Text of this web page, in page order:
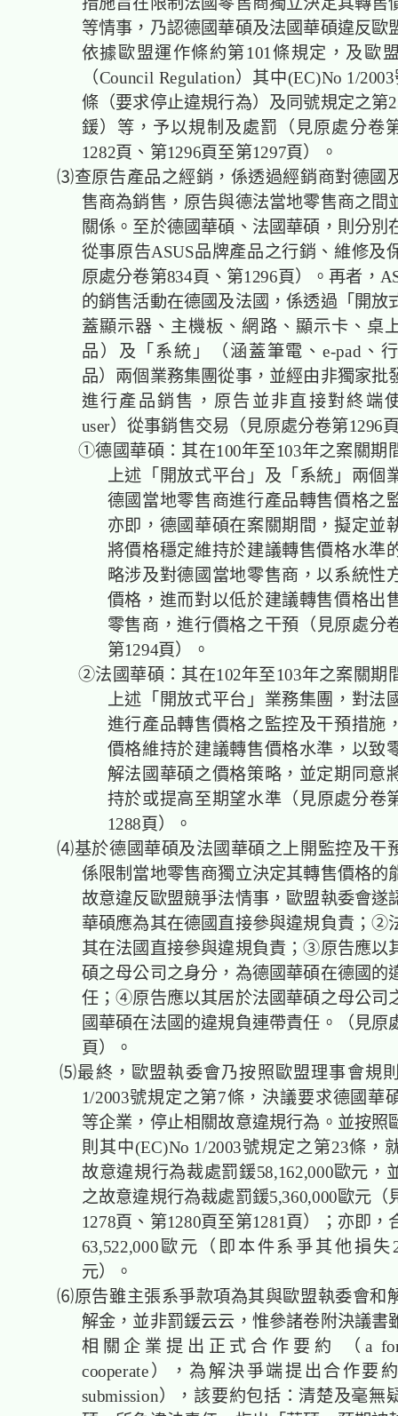
措施旨在限制法國零售商獨立決定其轉售
等情事，乃認德國華碩及法國華碩違反歐
依據歐盟運作條約第101條規定，及 歐
（Council Regulation） 其中(EC)No 1/
條（要求停止違規行為）及同號規定之第
鍰）等，予以規制及處罰（見原處分卷
1282頁、第1296頁至第1297頁）。
⑶查原告產品之經銷，係透過經銷商對德國
售商為銷售，原告與德法當地零售商之間
關係。至於德國華碩、法國華碩，則分別
從事原告ASUS品牌產品之行銷、維修及
原處分卷第834頁、第1296頁）。再者，
的銷售活動在德國及法國，係透過「開放
蓋顯示器、主機板、網路、顯示卡、桌
品）及「系統」（涵蓋筆電、e-pad、
品）兩個業務集團從事，並經由非獨家批
進行產品銷售，原告並非直接對終端
user）從事銷售交易（見原處分卷第1296
①德國華碩：其在100年至103年之案關期間
上述「開放式平台」及「系統」兩個
德國當地零售商進行產品轉售價格之
亦即，德國華碩在案關期間，擬定並
將價格穩定維持於建議轉售價格水準
略涉及對德國當地零售商，以系統性
價格，進而對以低於建議轉售價格出
零售商，進行價格之干預（見原處分
第1294頁）。
②法國華碩：其在102年至103年之案關期間
上述「開放式平台」業務集團，對法
進行產品轉售價格之監控及干預措施
價格維持於建議轉售價格水準，以致
解法國華碩之價格策略，並定期同意
持於或提高至期望水準（見原處分卷
1288頁）。
⑷基於德國華碩及法國華碩之上開監控及干
係限制當地零售商獨立決定其轉售價格的
故意違反歐盟競爭法情事，歐盟執委會
華碩應為其在德國直接參與違規負責；②
其在法國直接參與違規負責；③原告應以
碩之母公司之身分，為德國華碩在德國的
任；④原告應以其居於法國華碩之母公司
國華碩在法國的違規負連帶責任。（見原
頁）。
⑸最終，歐盟執委會乃按照歐盟理事會規
1/2003號規定之第7條，決議要求德國華
等企業，停止相關故意違規行為。並按照
則其中(EC)No 1/2003號規定之第23條，
故意違規行為裁處罰鍰58,162,000歐元，
之故意違規行為裁處罰鍰5,360,000歐元（
1278頁、第1280頁至第1281頁）；亦即，
63,522,000歐元（即本件系爭其他損失
元）。
⑹原告雖主張系爭款項為其與歐盟執委會和
解金，並非罰鍰云云，惟參諸卷附決議書
相關企業提出正式合作要約 （a
cooperate），為解決爭端提出合作要約
submission），該要約包括：清楚及毫無